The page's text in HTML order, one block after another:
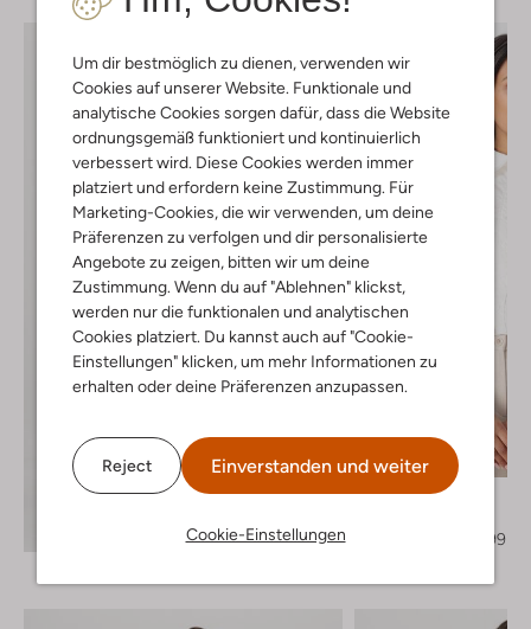
Um dir bestmöglich zu dienen, verwenden wir
Cookies auf unserer Website. Funktionale und
analytische Cookies sorgen dafür, dass die Website
ordnungsgemäß funktioniert und kontinuierlich
verbessert wird. Diese Cookies werden immer
platziert und erfordern keine Zustimmung. Für
Marketing-Cookies, die wir verwenden, um deine
Präferenzen zu verfolgen und dir personalisierte
Angebote zu zeigen, bitten wir um deine
Zustimmung. Wenn du auf "Ablehnen" klickst,
werden nur die funktionalen und analytischen
Cookies platziert. Du kannst auch auf "Cookie-
Einstellungen" klicken, um mehr Informationen zu
erhalten oder deine Präferenzen anzupassen.
Reject Einverstanden und weiter
Cookie-Einstellungen
Entdecke den Look
Letzter Artikel
-20%
Co'couture
€ 87,99